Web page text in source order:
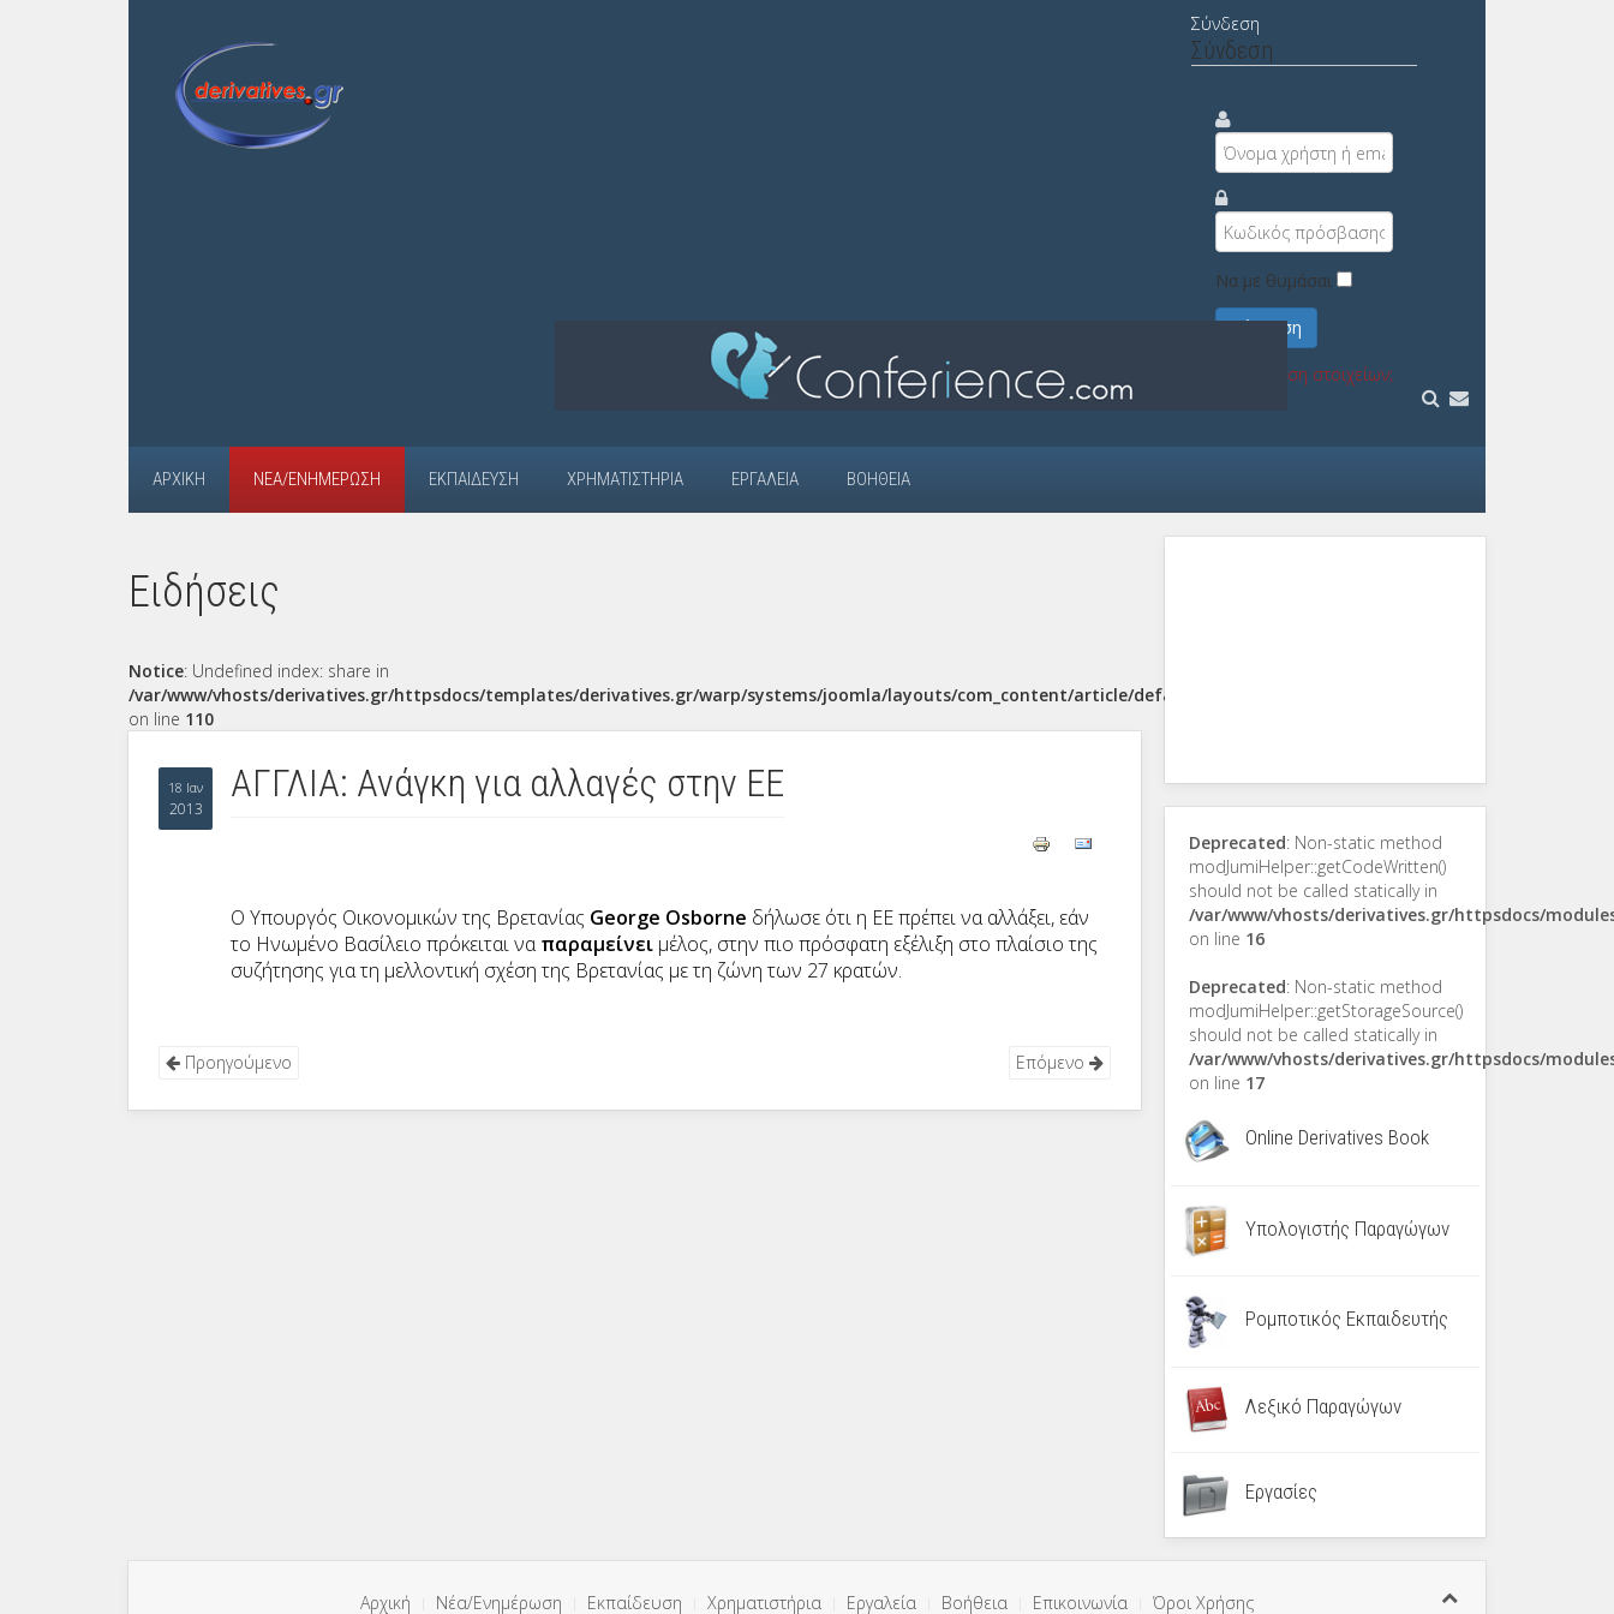
Σύνδεση
Σύνδεση
Να με θυμάσαι
Σύνδεση
Υπενθύμιση στοιχείων;
ΑΡΧΙΚΉ ΝΈΑ/ΕΝΗΜΈΡΩΣΗ ΕΚΠΑΊΔΕΥΣΗ ΧΡΗΜΑΤΙΣΤΉΡΙΑ ΕΡΓΑΛΕΊΑ ΒΟΉΘΕΙΑ
Ειδήσεις
Notice: Undefined index: share in
/var/www/vhosts/derivatives.gr/httpsdocs/templates/derivatives.gr/warp/systems/joomla/layouts/com_content/article/default.php
on line 110
18 Ιαν
2013
ΑΓΓΛΙΑ: Ανάγκη για αλλαγές στην ΕΕ
Ο Υπουργός Οικονομικών της Βρετανίας George Osborne δήλωσε ότι η ΕΕ πρέπει να αλλάξει, εάν
το Ηνωμένο Βασίλειο πρόκειται ναπαραμείνει μέλος, στην πιο πρόσφατη εξέλιξη στο πλαίσιο της
συζήτησης για τη μελλοντική σχέση της Βρετανίας με τη ζώνη των 27 κρατών.
Προηγούμενο Επόμενο
Deprecated: Non-static method
modJumiHelper::getCodeWritten()
should not be called statically in
/var/www/vhosts/derivatives.gr/httpsdocs/
on line 16
Deprecated: Non-static method
modJumiHelper::getStorageSource()
should not be called statically in
/var/www/vhosts/derivatives.gr/httpsdocs/
on line 17
Online Derivatives Book
Υπολογιστής Παραγώγων
Ρομποτικός Εκπαιδευτής
Λεξικό Παραγώγων
Εργασίες
Αρχική Νέα/Ενημέρωση Εκπαίδευση Χρηματιστήρια Εργαλεία Βοήθεια Επικοινωνία Όροι Χρήσης